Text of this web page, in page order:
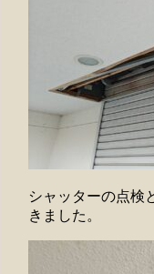
シャッターの点検
きました。